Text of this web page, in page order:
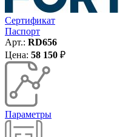
Сертификат
Паспорт
Арт.: RD656
Цена: 58 150 ₽
Параметры